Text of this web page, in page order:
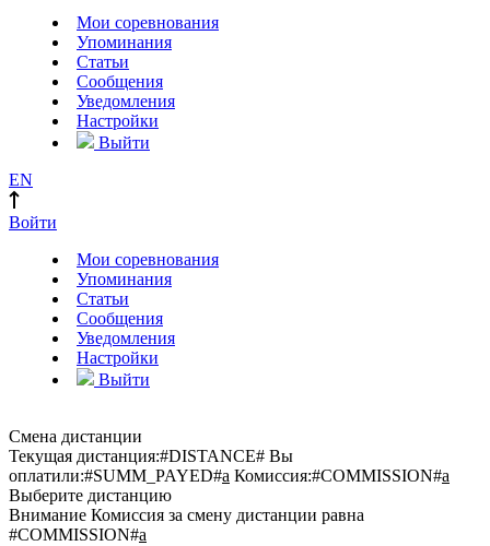
Мои соревнования
Упоминания
Статьи
Сообщения
Уведомления
Настройки
Выйти
EN
Войти
Мои соревнования
Упоминания
Статьи
Сообщения
Уведомления
Настройки
Выйти
Смена дистанции
Текущая дистанция:#DISTANCE# Вы
оплатили:#SUMM_PAYED#a Комиссия:#COMMISSION#a
Выберите дистанцию
Внимание Комиссия за смену дистанции равна
#COMMISSION#a